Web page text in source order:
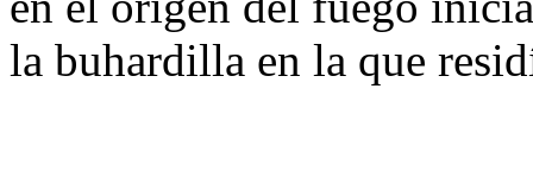
la buhardilla en la que